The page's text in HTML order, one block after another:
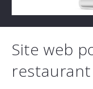
Site web
restaurant